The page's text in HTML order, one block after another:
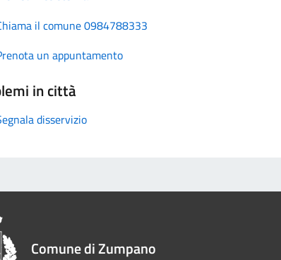
il comune 0984788333
un appuntamento
in città
disservizio
Comune di Zumpano